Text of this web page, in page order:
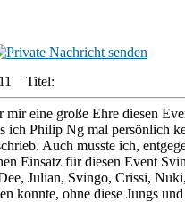
Titel:
eine große Ehre diesen
ich Philip Ng mal persönlich
Auch musste ich,
Einsatz für diesen Event
Julian, Svingo, Crissi,
konnte, ohne diese Jungs